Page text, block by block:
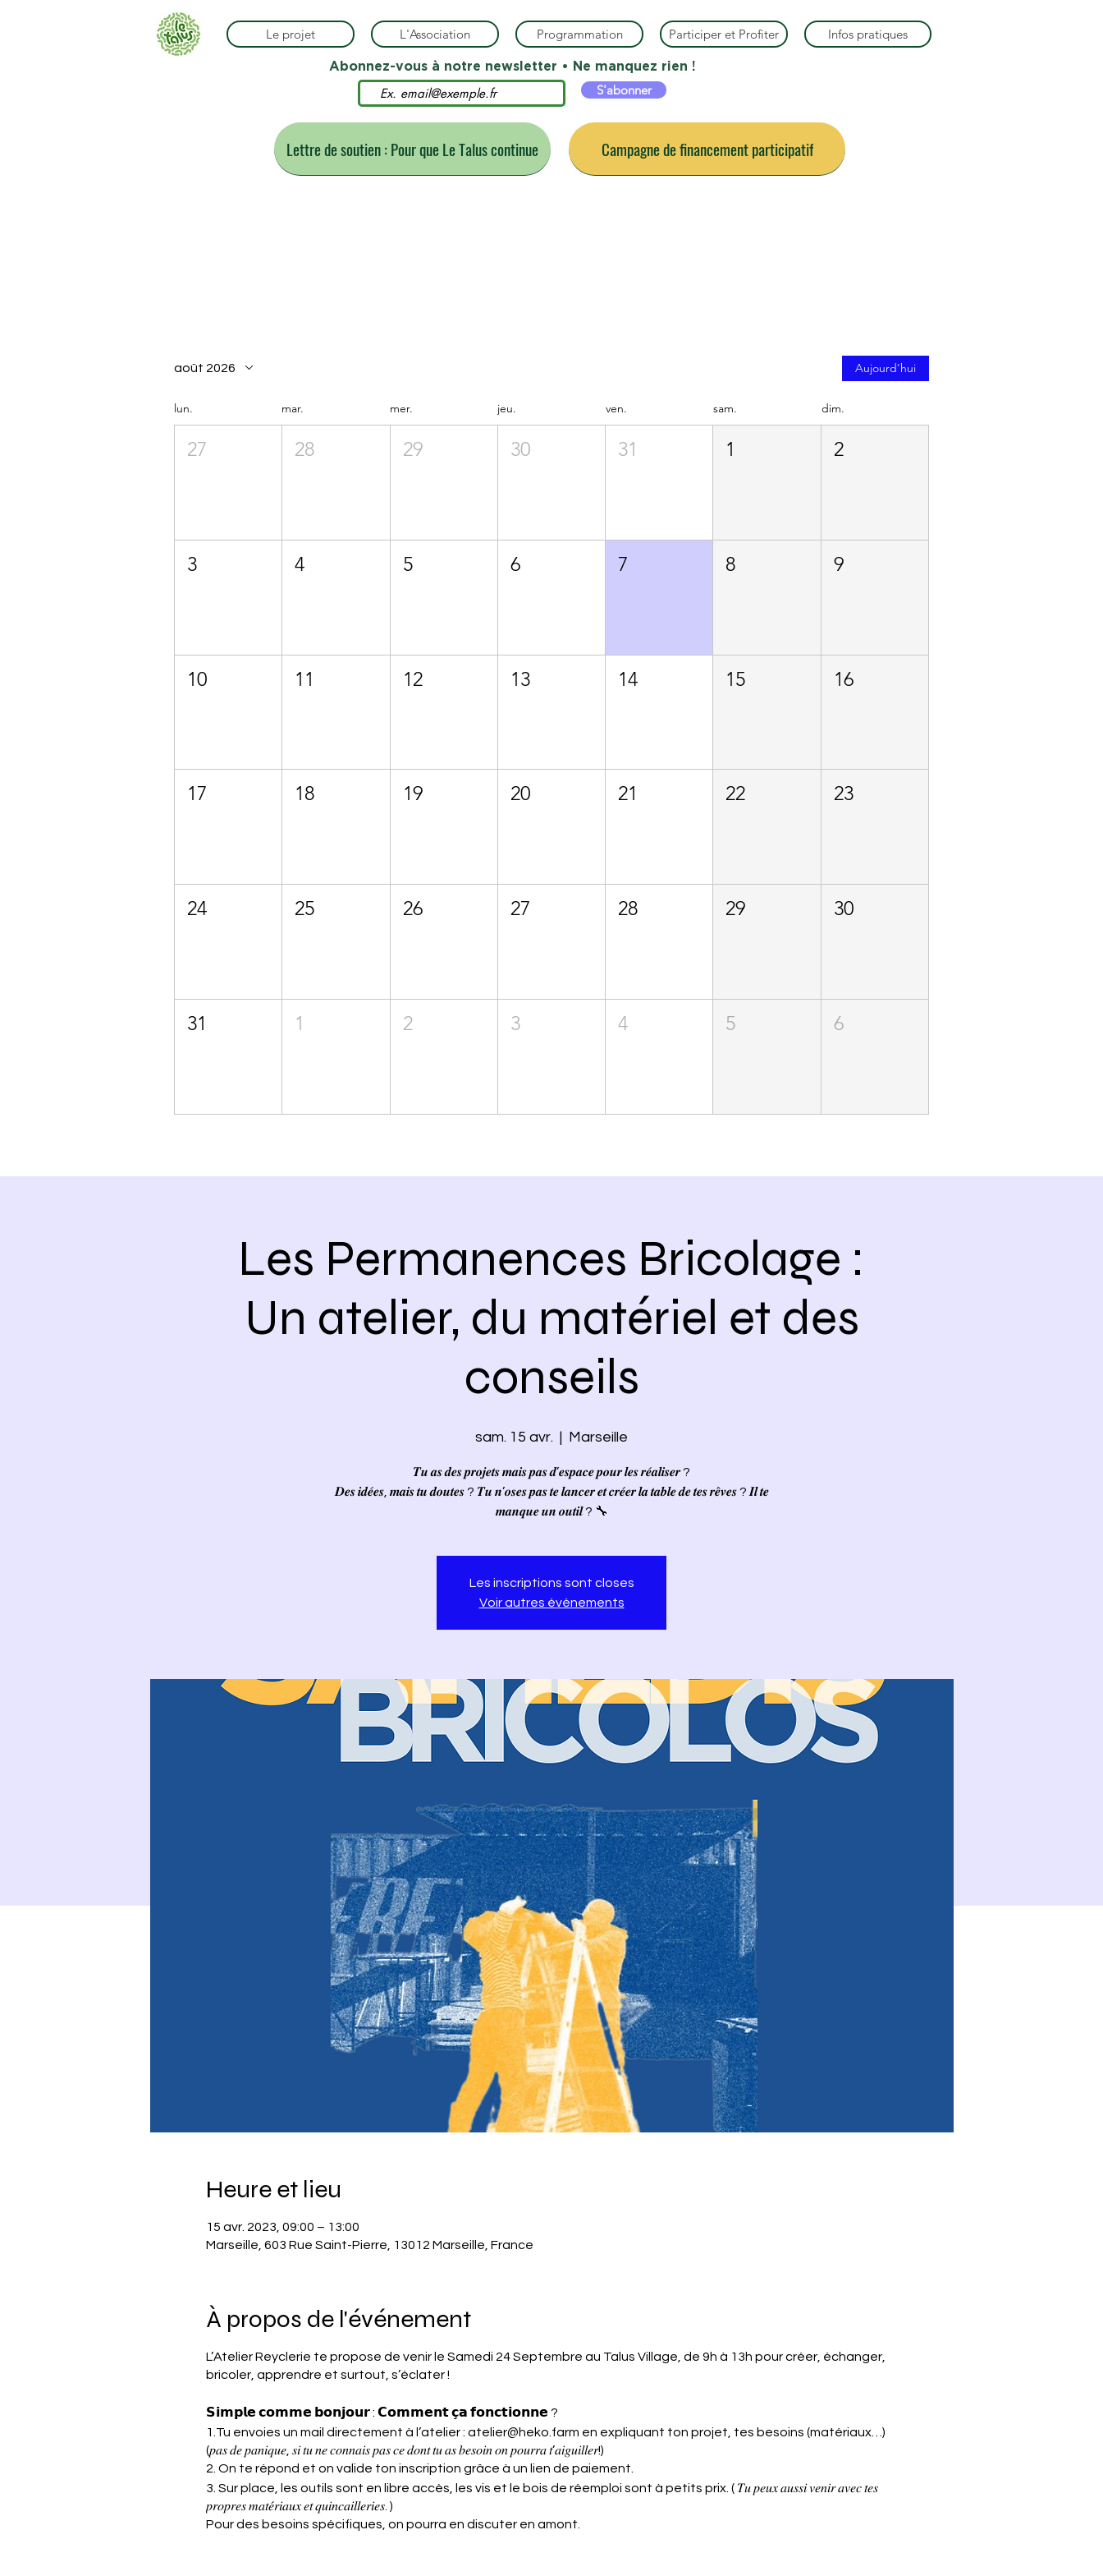
Le projet L'Association Programmation Participer et Profiter Infos pratiques
Abonnez-vous à notre newsletter • Ne manquez rien !
S'abonner
Lettre de soutien : Pour que Le Talus continue Campagne de financement participatif
août 2026 Aujourd'hui
lun. mar. mer. jeu. ven. sam. dim.
27 28 29 30 31 1 2
3 4 5 6 7 8 9
10 11 12 13 14 15 16
17 18 19 20 21 22 23
24 25 26 27 28 29 30
31 1 2 3 4 5 6
Les Permanences Bricolage :
Un atelier, du matériel et des
conseils
sam. 15 avr.
  |
Marseille
𝑻𝒖 𝒂𝒔 𝒅𝒆𝒔 𝒑𝒓𝒐𝒋𝒆𝒕𝒔 𝒎𝒂𝒊𝒔 𝒑𝒂𝒔 𝒅’𝒆𝒔𝒑𝒂𝒄𝒆 𝒑𝒐𝒖𝒓 𝒍𝒆𝒔 𝒓𝒆́𝒂𝒍𝒊𝒔𝒆𝒓 ?
𝑫𝒆𝒔 𝒊𝒅𝒆́𝒆𝒔, 𝒎𝒂𝒊𝒔 𝒕𝒖 𝒅𝒐𝒖𝒕𝒆𝒔 ? 𝑻𝒖 𝒏’𝒐𝒔𝒆𝒔 𝒑𝒂𝒔 𝒕𝒆 𝒍𝒂𝒏𝒄𝒆𝒓 𝒆𝒕 𝒄𝒓𝒆́𝒆𝒓 𝒍𝒂 𝒕𝒂𝒃𝒍𝒆 𝒅𝒆 𝒕𝒆𝒔 𝒓𝒆̂𝒗𝒆𝒔 ? 𝑰𝒍 𝒕𝒆
𝒎𝒂𝒏𝒒𝒖𝒆 𝒖𝒏 𝒐𝒖𝒕𝒊𝒍 ? 🔧
Les inscriptions sont closes
Voir autres événements
Heure et lieu
15 avr. 2023, 09:00 – 13:00
Marseille, 603 Rue Saint-Pierre, 13012 Marseille, France
À propos de l'événement
L’Atelier Reyclerie te propose de venir le Samedi 24 Septembre au Talus Village, de 9h à 13h pour créer, échanger,
bricoler, apprendre et surtout, s’éclater !
𝗦𝗶𝗺𝗽𝗹𝗲 𝗰𝗼𝗺𝗺𝗲 𝗯𝗼𝗻𝗷𝗼𝘂𝗿 : 𝗖𝗼𝗺𝗺𝗲𝗻𝘁 𝗰̧𝗮 𝗳𝗼𝗻𝗰𝘁𝗶𝗼𝗻𝗻𝗲 ?
1.Tu envoies un mail directement à l’atelier : atelier@heko.farm en expliquant ton projet, tes besoins (matériaux…)
(𝑝𝑎𝑠 𝑑𝑒 𝑝𝑎𝑛𝑖𝑞𝑢𝑒, 𝑠𝑖 𝑡𝑢 𝑛𝑒 𝑐𝑜𝑛𝑛𝑎𝑖𝑠 𝑝𝑎𝑠 𝑐𝑒 𝑑𝑜𝑛𝑡 𝑡𝑢 𝑎𝑠 𝑏𝑒𝑠𝑜𝑖𝑛 𝑜𝑛 𝑝𝑜𝑢𝑟𝑟𝑎 𝑡’𝑎𝑖𝑔𝑢𝑖𝑙𝑙𝑒𝑟!)
2. On te répond et on valide ton inscription grâce à un lien de paiement.
3. Sur place, les outils sont en libre accès, les vis et le bois de réemploi sont à petits prix. ( 𝑇𝑢 𝑝𝑒𝑢𝑥 𝑎𝑢𝑠𝑠𝑖 𝑣𝑒𝑛𝑖𝑟 𝑎𝑣𝑒𝑐 𝑡𝑒𝑠
𝑝𝑟𝑜𝑝𝑟𝑒𝑠 𝑚𝑎𝑡𝑒́𝑟𝑖𝑎𝑢𝑥 𝑒𝑡 𝑞𝑢𝑖𝑛𝑐𝑎𝑖𝑙𝑙𝑒𝑟𝑖𝑒𝑠. )
Pour des besoins spécifiques, on pourra en discuter en amont.